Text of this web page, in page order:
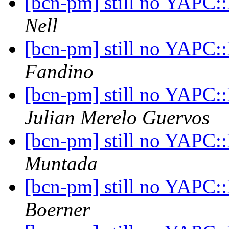
Nell
[bcn-pm] still no
Fandino
[bcn-pm] still no
Julian Merelo Guervos
[bcn-pm] still no
Muntada
[bcn-pm] still no
Boerner